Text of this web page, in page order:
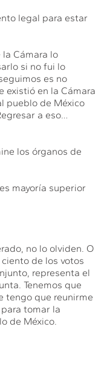
legal para estar
la Cámara lo
si no fui lo
es no
existió en la Cámara
pueblo de México
a eso…
los órganos de
mayoría superior
no lo olviden. O
de los votos
representa el
Tenemos que
tengo que reunirme
tomar la
de México.